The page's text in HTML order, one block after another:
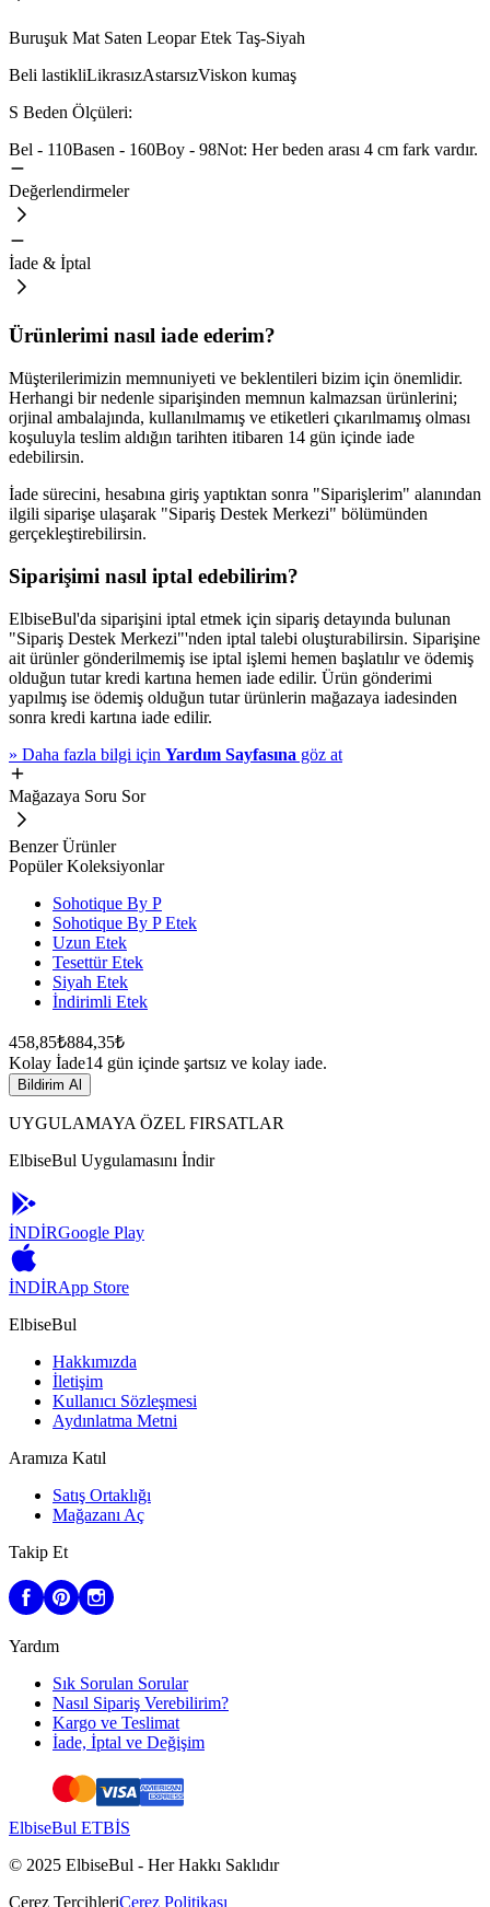
Buruşuk Mat Saten Leopar Etek Taş-Siyah
Beli lastikliLikrasızAstarsızViskon kumaş
S Beden Ölçüleri:
Bel - 110Basen - 160Boy - 98Not: Her beden arası 4 cm fark vardır.
Değerlendirmeler
İade & İptal
Ürünlerimi nasıl iade ederim?
Müşterilerimizin memnuniyeti ve beklentileri bizim için önemlidir.
Herhangi bir nedenle siparişinden memnun kalmazsan ürünlerini;
orjinal ambalajında, kullanılmamış ve etiketleri çıkarılmamış olması
koşuluyla teslim aldığın tarihten itibaren 14 gün içinde iade
edebilirsin.
İade sürecini, hesabına giriş yaptıktan sonra "Siparişlerim" alanından
ilgili siparişe ulaşarak "Sipariş Destek Merkezi" bölümünden
gerçekleştirebilirsin.
Siparişimi nasıl iptal edebilirim?
ElbiseBul'da siparişini iptal etmek için sipariş detayında bulunan
"Sipariş Destek Merkezi"'nden iptal talebi oluşturabilirsin. Siparişine
ait ürünler gönderilmemiş ise iptal işlemi hemen başlatılır ve ödemiş
olduğun tutar kredi kartına hemen iade edilir. Ürün gönderimi
yapılmış ise ödemiş olduğun tutar ürünlerin mağazaya iadesinden
sonra kredi kartına iade edilir.
» Daha fazla bilgi için Yardım Sayfasına göz at
Mağazaya Soru Sor
Benzer Ürünler
Popüler Koleksiyonlar
Sohotique By P
Sohotique By P Etek
Uzun Etek
Tesettür Etek
Siyah Etek
İndirimli Etek
458,85₺884,35₺
Kolay İade14 gün içinde şartsız ve kolay iade.
Bildirim Al
UYGULAMAYA ÖZEL FIRSATLAR
ElbiseBul Uygulamasını İndir
İNDİRGoogle Play
İNDİRApp Store
ElbiseBul
Hakkımızda
İletişim
Kullanıcı Sözleşmesi
Aydınlatma Metni
Aramıza Katıl
Satış Ortaklığı
Mağazanı Aç
Takip Et
Yardım
Sık Sorulan Sorular
Nasıl Sipariş Verebilirim?
Kargo ve Teslimat
İade, İptal ve Değişim
ElbiseBul ETBİS
© 2025 ElbiseBul - Her Hakkı Saklıdır
Çerez TercihleriÇerez Politikası